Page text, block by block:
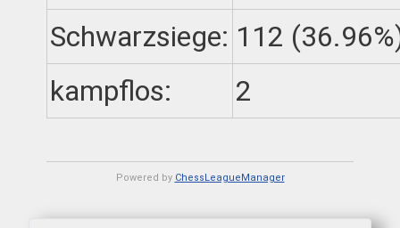
Schwarzsiege: 112
kampflos:
2
Powered by ChessLeagueManager